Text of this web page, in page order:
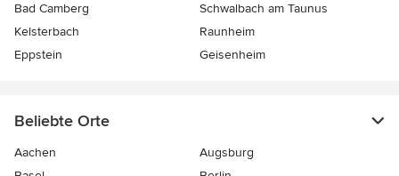
Bad Camberg
Schwalbach am Taunus
Kelsterbach
Raunheim
Eppstein
Geisenheim
Beliebte Orte
Aachen
Augsburg